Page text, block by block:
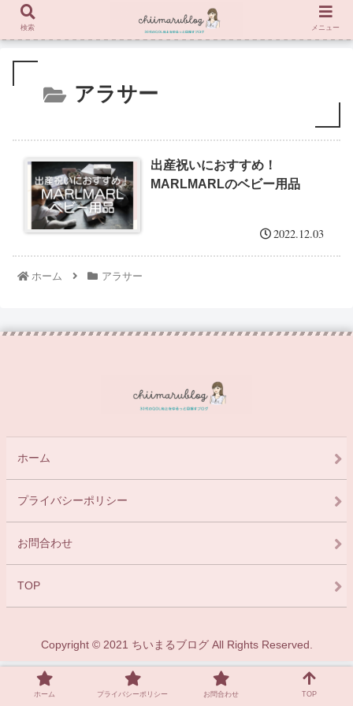
アラサー
出産祝いにおすすめ！
MARLMARLのベビー用品
2022.12.03
ホーム アラサー
ホーム
プライバシーポリシー
お問合わせ
TOP
Copyright © 2021 ちいまるブログ All Rights Reserved.
検索 メニュー
ホーム プライバシーポリシー お問合わせ TOP